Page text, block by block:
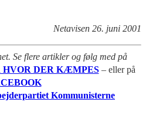
Netavisen 26. juni 2001
Se flere artikler og følg med på
HVOR DER KÆMPES – eller på
Kommunisterne